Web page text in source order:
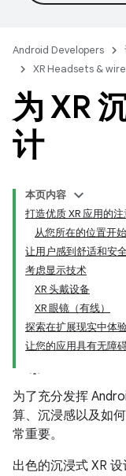
Android Developers
XR Headsets &
为 XR
计
本页内容
打造优质 XR 应用的
从您所在的位置开始
让用户感到舒适和安
考虑显示技术
XR 头戴设备
XR 眼镜（有线）
探索在扩展现实中体
让您的应用具有无障
为了充分发挥
算、沉浸感以及如
常重要。
出色的沉浸式 XR